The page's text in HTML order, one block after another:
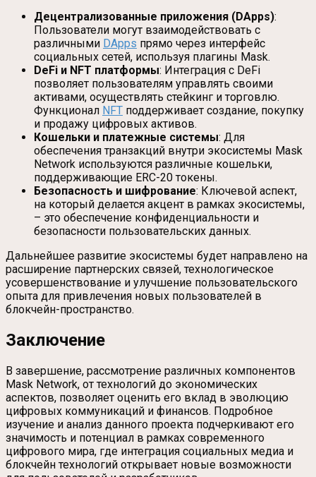
Децентрализованные приложения (DApps):
Пользователи могут взаимодействовать с
различными DApps прямо через интерфейс
социальных сетей, используя плагины Mask.
DeFi и NFT платформы: Интеграция с DeFi
позволяет пользователям управлять своими
активами, осуществлять стейкинг и торговлю.
Функционал NFT поддерживает создание, покупку
и продажу цифровых активов.
Кошельки и платежные системы: Для
обеспечения транзакций внутри экосистемы Mask
Network используются различные кошельки,
поддерживающие ERC-20 токены.
Безопасность и шифрование: Ключевой аспект,
на который делается акцент в рамках экосистемы,
– это обеспечение конфиденциальности и
безопасности пользовательских данных.
Дальнейшее развитие экосистемы будет направлено на
расширение партнерских связей, технологическое
усовершенствование и улучшение пользовательского
опыта для привлечения новых пользователей в
блокчейн-пространство.
Заключение
В завершение, рассмотрение различных компонентов
Mask Network, от технологий до экономических
аспектов, позволяет оценить его вклад в эволюцию
цифровых коммуникаций и финансов. Подробное
изучение и анализ данного проекта подчеркивают его
значимость и потенциал в рамках современного
цифрового мира, где интеграция социальных медиа и
блокчейн технологий открывает новые возможности